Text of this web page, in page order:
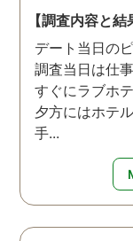
【調査内容と結
デート当日の
調査当日は仕
すぐにラブホ
夕方にはホテ
手...